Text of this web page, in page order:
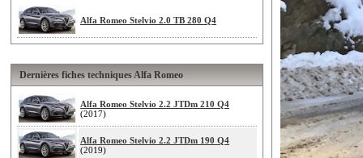
Alfa Romeo Stelvio 2.0 TB 280 Q4
Dernières fiches techniques Alfa Romeo
Alfa Romeo Stelvio 2.2 JTDm 210 Q4
(2017)
Alfa Romeo Stelvio 2.2 JTDm 190 Q4
(2019)